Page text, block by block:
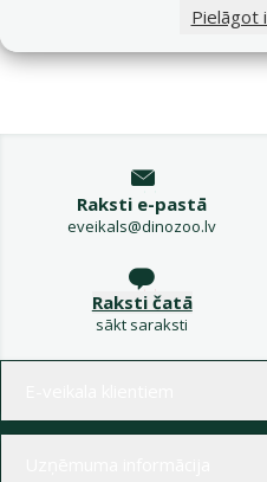
Pielāgot
Raksti e-pastā
eveikals@dinozoo.lv
Raksti čatā
sākt saraksti